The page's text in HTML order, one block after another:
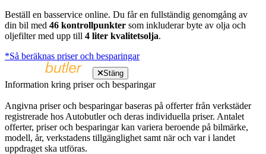
Beställ en basservice online. Du får en fullständig genomgång av
din bil med 46 kontrollpunkter som inkluderar byte av olja och
oljefilter med upp till 4 liter kvalitetsolja.
*Så beräknas priser och besparingar
Stäng
Information kring priser och besparingar
Angivna priser och besparingar baseras på offerter från verkstäder
registrerade hos Autobutler och deras individuella priser. Antalet
offerter, priser och besparingar kan variera beroende på bilmärke,
modell, år, verkstadens tillgänglighet samt när och var i landet
uppdraget ska utföras.